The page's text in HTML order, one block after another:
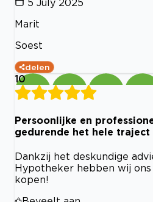
5 July 2025
Marit
Soest
delen
10
Persoonlijke en
gedurende het hele traject
Dankzij het deskundige
Hypotheker hebben wij
kopen!